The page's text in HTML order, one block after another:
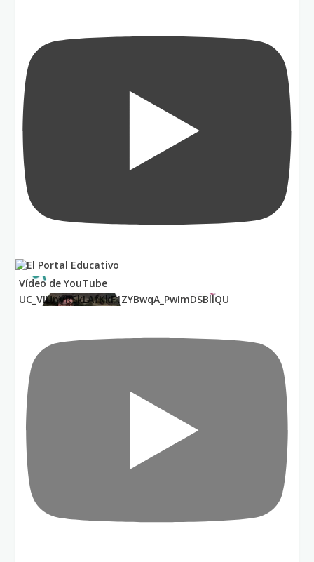
Vídeo de YouTube
UC_VIUnVRSkLAfKkF1ZYBwqA_PwImDSBllQU